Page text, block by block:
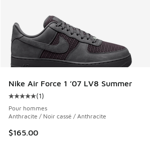
Nike Air Force 1 ’07 LV8 Summer
Cote moyenne du client - [5 sur 5
(1)
Pour hommes
Anthracite / Noir cassé / Anthracite
$165.00